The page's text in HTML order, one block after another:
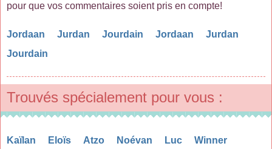
pour que vos commentaires soient pris en compte!
Jordaan Jurdan Jourdain Jordaan
Jurdan
Jourdain
Trouvés spécialement pour vous :
Kaïlan Eloïs Atzo Noévan Luc
Winner